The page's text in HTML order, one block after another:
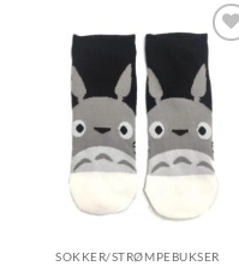
Legg til i
ønskeliste
SOKKER/STRØMPEBUKSER